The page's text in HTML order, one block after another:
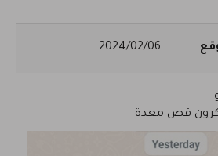
2024/02/06
قص معدة